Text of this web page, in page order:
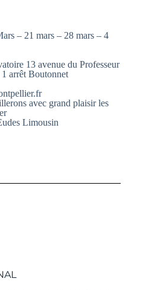
– 21 mars – 28 mars – 4
13 avenue du Professeur
arrêt Boutonnet
avec grand plaisir les
Limousin